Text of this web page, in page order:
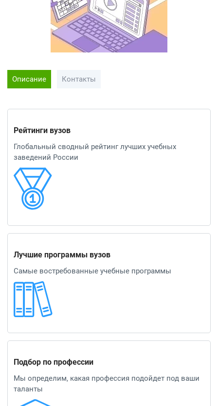
Описание Контакты
Рейтинги вузов
Глобальный сводный рейтинг лучших учебных
заведений России
Лучшие программы вузов
Самые востребованные учебные программы
Подбор по профессии
Мы определим, какая профессия подойдет под ваши
таланты